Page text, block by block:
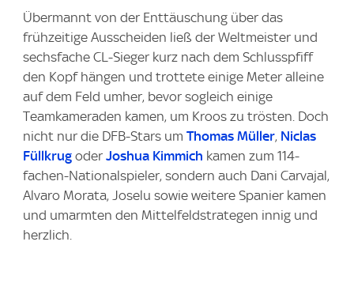
Übermannt von der Enttäuschung über das
frühzeitige Ausscheiden ließ der Weltmeister und
sechsfache CL-Sieger kurz nach dem Schlusspfiff
den Kopf hängen und trottete einige Meter alleine
auf dem Feld umher, bevor sogleich einige
Teamkameraden kamen, um Kroos zu trösten. Doch
nicht nur die DFB-Stars um Thomas Müller, Niclas
Füllkrug oder Joshua Kimmich kamen zum 114-
fachen-Nationalspieler, sondern auch Dani Carvajal,
Alvaro Morata, Joselu sowie weitere Spanier kamen
und umarmten den Mittelfeldstrategen innig und
herzlich.